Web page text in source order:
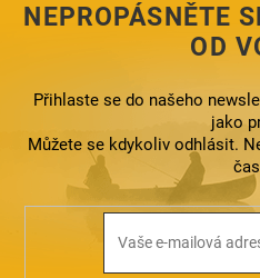
NEPROPÁSNĚTE
OD
Přihlaste se do našeho
jako
Můžete se kdykoliv odhlásit.